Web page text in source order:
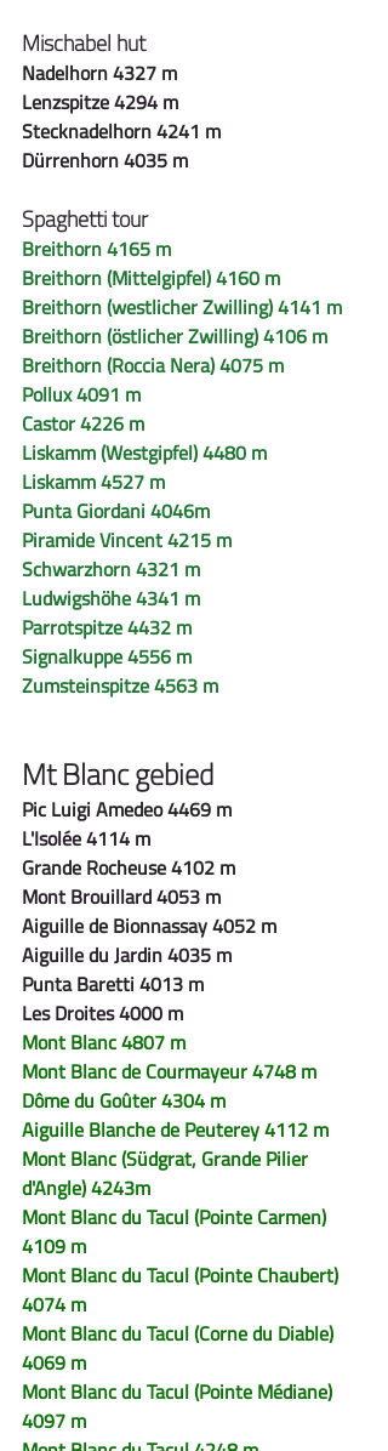
Mischabel hut
Nadelhorn 4327 m
Lenzspitze 4294 m
Stecknadelhorn 4241 m
Dürrenhorn 4035 m
Spaghetti tour
Breithorn 4165 m
Breithorn (Mittelgipfel) 4160 m
Breithorn (westlicher Zwilling) 4141 m
Breithorn (östlicher Zwilling) 4106 m
Breithorn (Roccia Nera) 4075 m
Pollux 4091 m
Castor 4226 m
Liskamm (Westgipfel) 4480 m
Liskamm 4527 m
Punta Giordani 4046m
Piramide Vincent 4215 m
Schwarzhorn 4321 m
Ludwigshöhe 4341 m
Parrotspitze 4432 m
Signalkuppe 4556 m
Zumsteinspitze 4563 m
Mt Blanc gebied
Pic Luigi Amedeo 4469 m
L'Isolée 4114 m
Grande Rocheuse 4102 m
Mont Brouillard 4053 m
Aiguille de Bionnassay 4052 m
Aiguille du Jardin 4035 m
Punta Baretti 4013 m
Les Droites 4000 m
Mont Blanc 4807 m
Mont Blanc de Courmayeur 4748 m
Dôme du Goûter 4304 m
Aiguille Blanche de Peuterey 4112 m
Mont Blanc (Südgrat, Grande Pilier
d'Angle) 4243m
Mont Blanc du Tacul (Pointe Carmen)
4109 m
Mont Blanc du Tacul (Pointe Chaubert)
4074 m
Mont Blanc du Tacul (Corne du Diable)
4069 m
Mont Blanc du Tacul (Pointe Médiane)
4097 m